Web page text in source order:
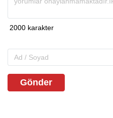
Gönder